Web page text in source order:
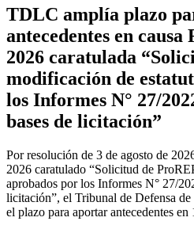
TDLC amplía plazo
antecedentes en causa
2026 caratulada
modificación de
los Informes N° 27/
bases de licitación”
Por resolución de 3 de agosto de
2026 caratulado “Solicitud de
aprobados por los Informes N° 27/
licitación”, el Tribunal de Defensa
el plazo para aportar antecedentes